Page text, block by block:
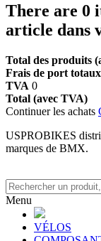
There are 0
article dans
Total des produits
Frais de port
TVA 0
Total (avec TVA)
Continuer les achats
USPROBIKES
marques de BMX.
Menu
VÉLOS